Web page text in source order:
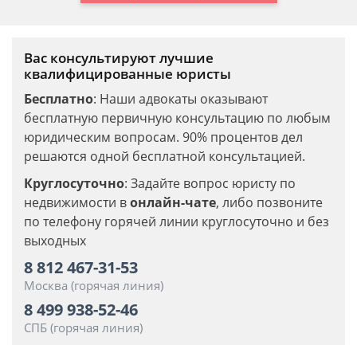
Вас консультируют лучшие
квалифицированные юристы
Бесплатно: Наши адвокаты оказывают
бесплатную первичную консультацию по любым
юридическим вопросам. 90% процентов дел
решаются одной бесплатной консультацией.
Круглосуточно: Задайте вопрос юристу по
недвижимости вонлайн-чате, либо позвоните
по телефону горячей линии круглосуточно и без
выходных
8 812 467-31-53
Москва (горячая линия)
8 499 938-52-46
СПБ (горячая линия)